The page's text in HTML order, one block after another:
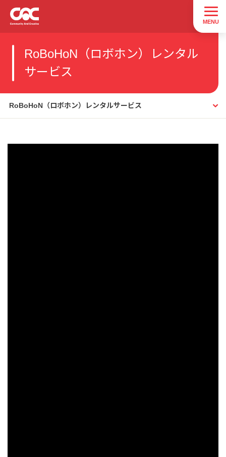
RoBoHoN（ロボホン）レンタル
サービス
RoBoHoN（ロボホン）レンタルサービス